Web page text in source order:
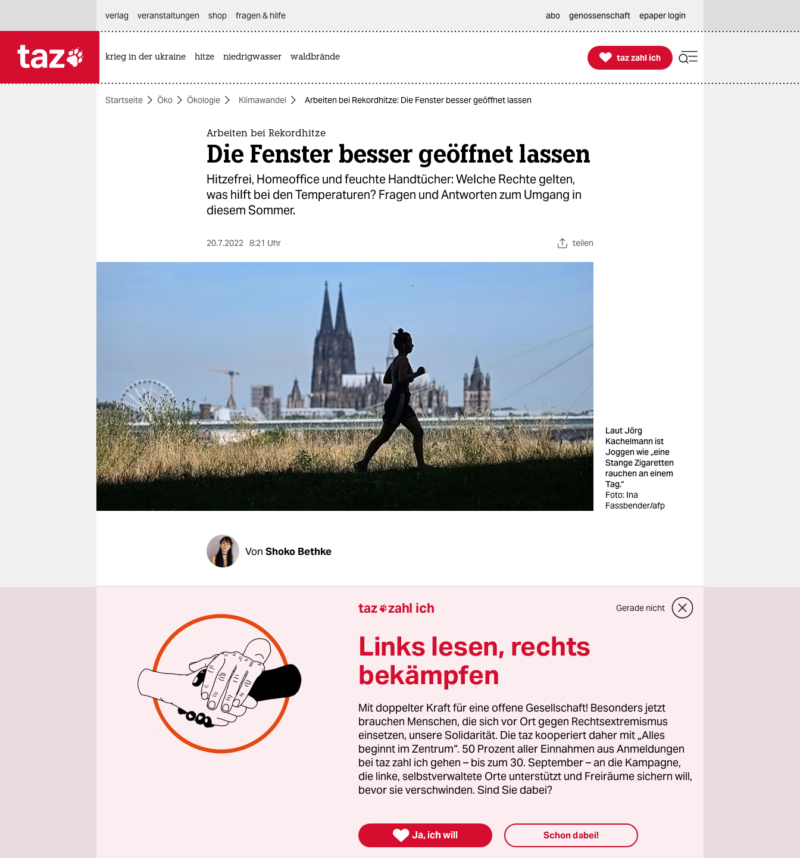
themen
veranstaltungen
shop
fragen & hilfe
unterstützen
abo
genossenschaft
verlag
veranstaltungen shop fragen & hilfe abo genossenschaft epaper login
krieg in der ukraine hitze niedrigwasser waldbrände 
taz zahl ich
taz zahl ich
Startseite Öko Ökologie Klimawandel Arbeiten bei Rekordhitze: Die Fenster besser geöffnet lassen
Arbeiten bei Rekordhitze
Die Fenster besser geöffnet lassen
Hitzefrei, Homeoffice und feuchte Handtücher: Welche Rechte gelten,
was hilft bei den Temperaturen? Fragen und Antworten zum Umgang in
diesem Sommer.
20.7.2022 8:21 Uhr teilen
Laut Jörg
Kachelmann ist
Joggen wie „eine
Stange Zigaretten
rauchen an einem
Tag.“
Foto: Ina
Fassbender/afp
Von Shoko Bethke
Der Klimawandel klopft ans Fenster: Der Deutsche Wetterdienst
erwartete am Dienstag einen neuen Hitzerekord mit Temperaturen
von mehr als 40 Grad entlang des Rheins. Auch in anderen Teilen des
Landes sollte sich das Thermometer der 40-Grad-Marke nähern.
Wie sieht es da mit Hitzefrei bei der Arbeit aus?
Das ist leider aktuell nicht vorgesehen. Die Bundesanstalt für
Arbeitsschutz und Arbeitsmedizin (BAuA) erklärt, dass es dafür keine
Vorschriften gibt.
Kriegen wenigstens Kinder Hitzefrei, wenn sie noch keine Schul­
taz zahl ich Gerade nicht
Links lesen, rechts
bekämpfen
Mit doppelter Kraft für eine offene Gesellschaft! Besonders jetzt
brauchen Menschen, die sich vor Ort gegen Rechtsextremismus
einsetzen, unsere Solidarität. Die taz kooperiert daher mit „Alles
beginnt im Zentrum“. 50 Prozent aller Einnahmen aus Anmeldungen
bei taz zahl ich gehen – bis zum 30. September – an die Kampagne,
die linke, selbstverwaltete Orte unterstützt und Freiräume sichern will,
bevor sie verschwinden. Sind Sie dabei?
 Ja, ich will Schon dabei!